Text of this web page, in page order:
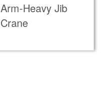
Arm-Heavy Jib
Crane